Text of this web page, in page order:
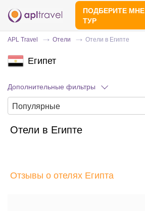
ПОДБЕРИТЕ МНЕ
ТУР
минут
APL Travel Отели Отели в Египте
Египет
Дополнительные фильтры
Отели в Египте
Отзывы о отелях Египта